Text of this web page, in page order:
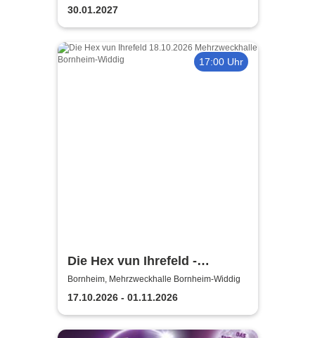
30.01.2027
17:00 Uhr
Die Hex vun Ihrefeld -
Aufführungen 2026 Theater-
Verein Herse
Bornheim, Mehrzweckhalle Bornheim-Widdig
17.10.2026 - 01.11.2026